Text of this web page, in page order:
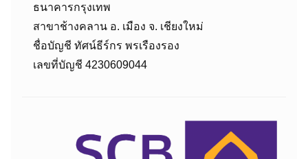
ธนาคารกรุงเทพ
สาขาช้างคลาน อ. เมือง จ. เชียงใหม่
ชื่อบัญชี ทัศน์ธีร์กร พรเรืองรอง
เลขที่บัญชี 4230609044